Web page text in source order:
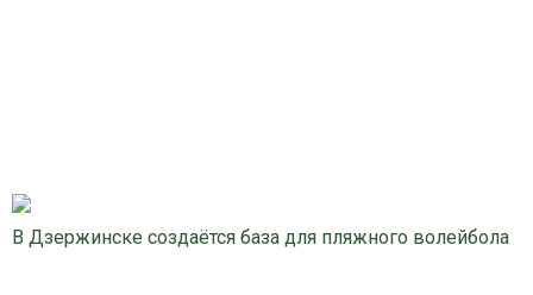
В Дзержинске создаётся база для пляжного волейбола